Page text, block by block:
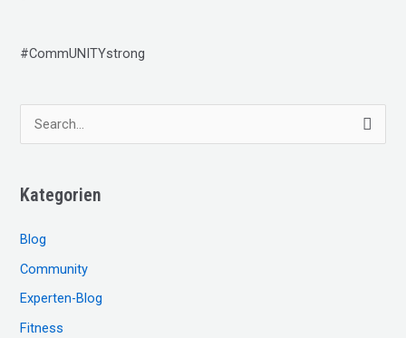
#CommUNITYstrong
u
h
n
n
a
c
Kategorien
Blog
Community
Experten-Blog
Fitness